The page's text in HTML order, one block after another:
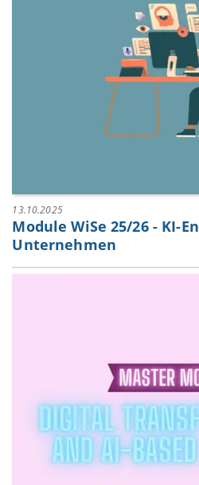
13.10.2025
Module WiSe 25/26 - KI-
Unternehmen